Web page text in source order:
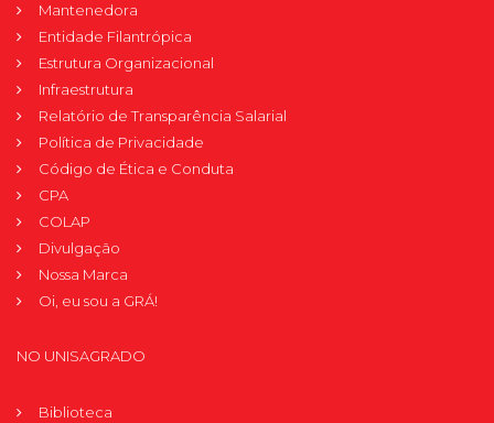
Mantenedora
Entidade Filantrópica
Estrutura Organizacional
Infraestrutura
Relatório de Transparência Salarial
Política de Privacidade
Código de Ética e Conduta
CPA
COLAP
Divulgação
Nossa Marca
Oi, eu sou a GRÁ!
NO UNISAGRADO
Biblioteca